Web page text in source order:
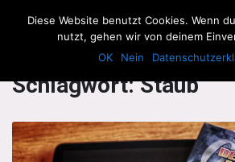
The Howling Men
Schlagwort:Staub
Diese Website benutzt Cookies. Wenn
nutzt, gehen wir von deinem
OK
Nein